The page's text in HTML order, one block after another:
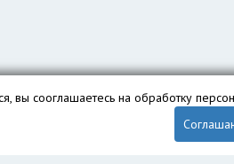
вы сооглашаетесь на обработку